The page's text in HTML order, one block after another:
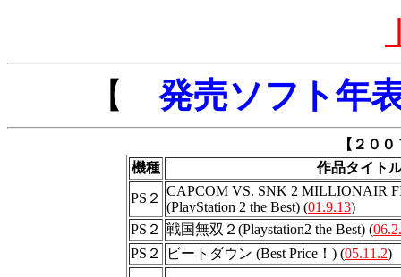
【発売ソフト年
【２０
機種
作品タイト
PS２ CAPCOM VS. SNK 2 MILLIONAIR
(PlayStation 2 the Best) (01.9.13)
PS２ 戦国無双２(Playstation2 the Best) (
PS２
ビートダウン (Best Price！) (05.11.2)